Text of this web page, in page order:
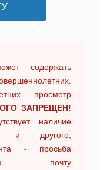
содержать
просмотр
ЗАПРЕЩЕН!
наличие
и другого,
- просьба
почту